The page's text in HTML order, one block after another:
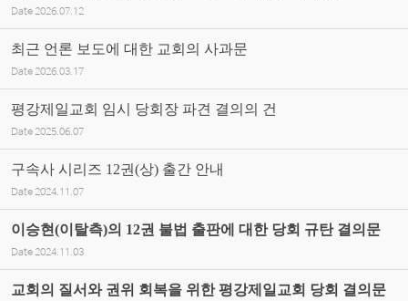
Date 2026.07.12
최근 언론 보도에 대한 교회의 사과문
Date 2026.03.17
평강제일교회 임시 당회장 파견 결의의 건
Date 2025.06.07
구속사 시리즈 12권(상) 출간 안내
Date 2024.11.07
이승현(이탈측)의 12권 불법 출판에 대한 당회 규탄 결의문
Date 2024.11.03
교회의 질서와 권위 회복을 위한 평강제일교회 당회 결의문